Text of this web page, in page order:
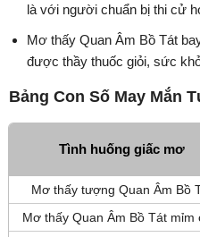
là với người chuẩn bị thi cử
Mơ thấy Quan Âm Bồ Tát
được thầy thuốc giỏi, sức
Bảng Con Số May Mắn
Tình huống giấc mơ
Mơ thấy tượng Quan Âm Bồ
Mơ thấy Quan Âm Bồ Tát mỉm